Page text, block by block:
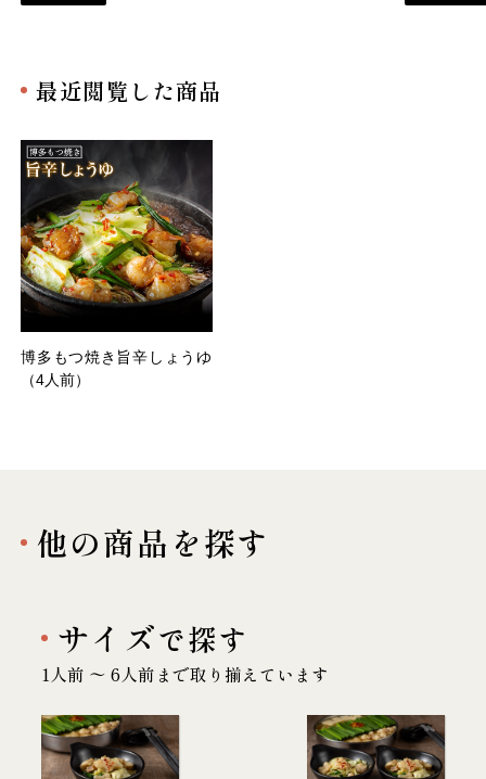
最近閲覧した商品
博多もつ焼き旨辛しょうゆ
（4人前）
他の商品を探す
サイズで探す
1人前 〜 6人前まで取り揃えています